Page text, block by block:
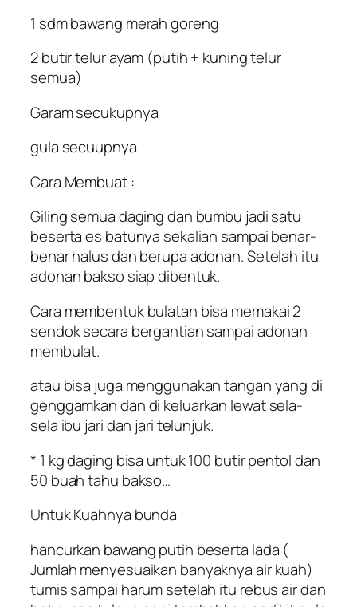
1 sdm bawang merah goreng
2 butir telur ayam (putih + kuning telur
semua)
Garam secukupnya
gula secuupnya
Cara Membuat :
Giling semua daging dan bumbu jadi satu
beserta es batunya sekalian sampai benar-
benar halus dan berupa adonan. Setelah itu
adonan bakso siap dibentuk.
Cara membentuk bulatan bisa memakai 2
sendok secara bergantian sampai adonan
membulat.
atau bisa juga menggunakan tangan yang di
genggamkan dan di keluarkan lewat sela-
sela ibu jari dan jari telunjuk.
* 1 kg daging bisa untuk 100 butir pentol dan
50 buah tahu bakso…
Untuk Kuahnya bunda :
hancurkan bawang putih beserta lada (
Jumlah menyesuaikan banyaknya air kuah)
tumis sampai harum setelah itu rebus air dan